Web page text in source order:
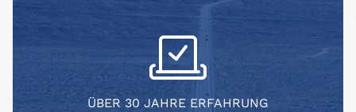
ÜBER 30 JAHRE ERFAHRUNG